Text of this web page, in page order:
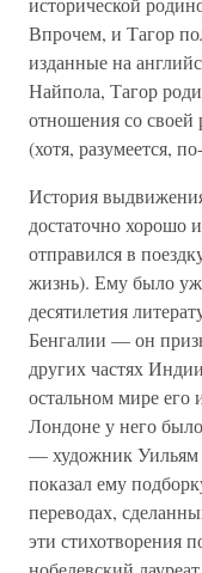
Впрочем, и Тагор
изданные на
Найпола, Тагор
отношения со
(хотя, разумеется,
История
достаточно хорошо
отправился в
жизнь). Ему было
десятилетия
Бенгалии — он
других частях
остальном мире его
Лондоне у него
— художник Уильям
показал ему
переводах,
эти стихотворения